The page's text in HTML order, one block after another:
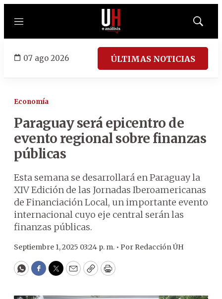
Menú
Mostrar
07 ago 2026 ÚLTIMAS NOTICIAS
Economía
Paraguay será epicentro de
evento regional sobre finanzas
públicas
Esta semana se desarrollará en Paraguay la
XIV Edición de las Jornadas Iberoamericanas
de Financiación Local, un importante evento
internacional cuyo eje central serán las
finanzas públicas.
Septiembre 1, 2025 03:24 p. m. • Por Redacción ÚH
WhatsApp
Facebook
Twitter
EmailCopyPrint